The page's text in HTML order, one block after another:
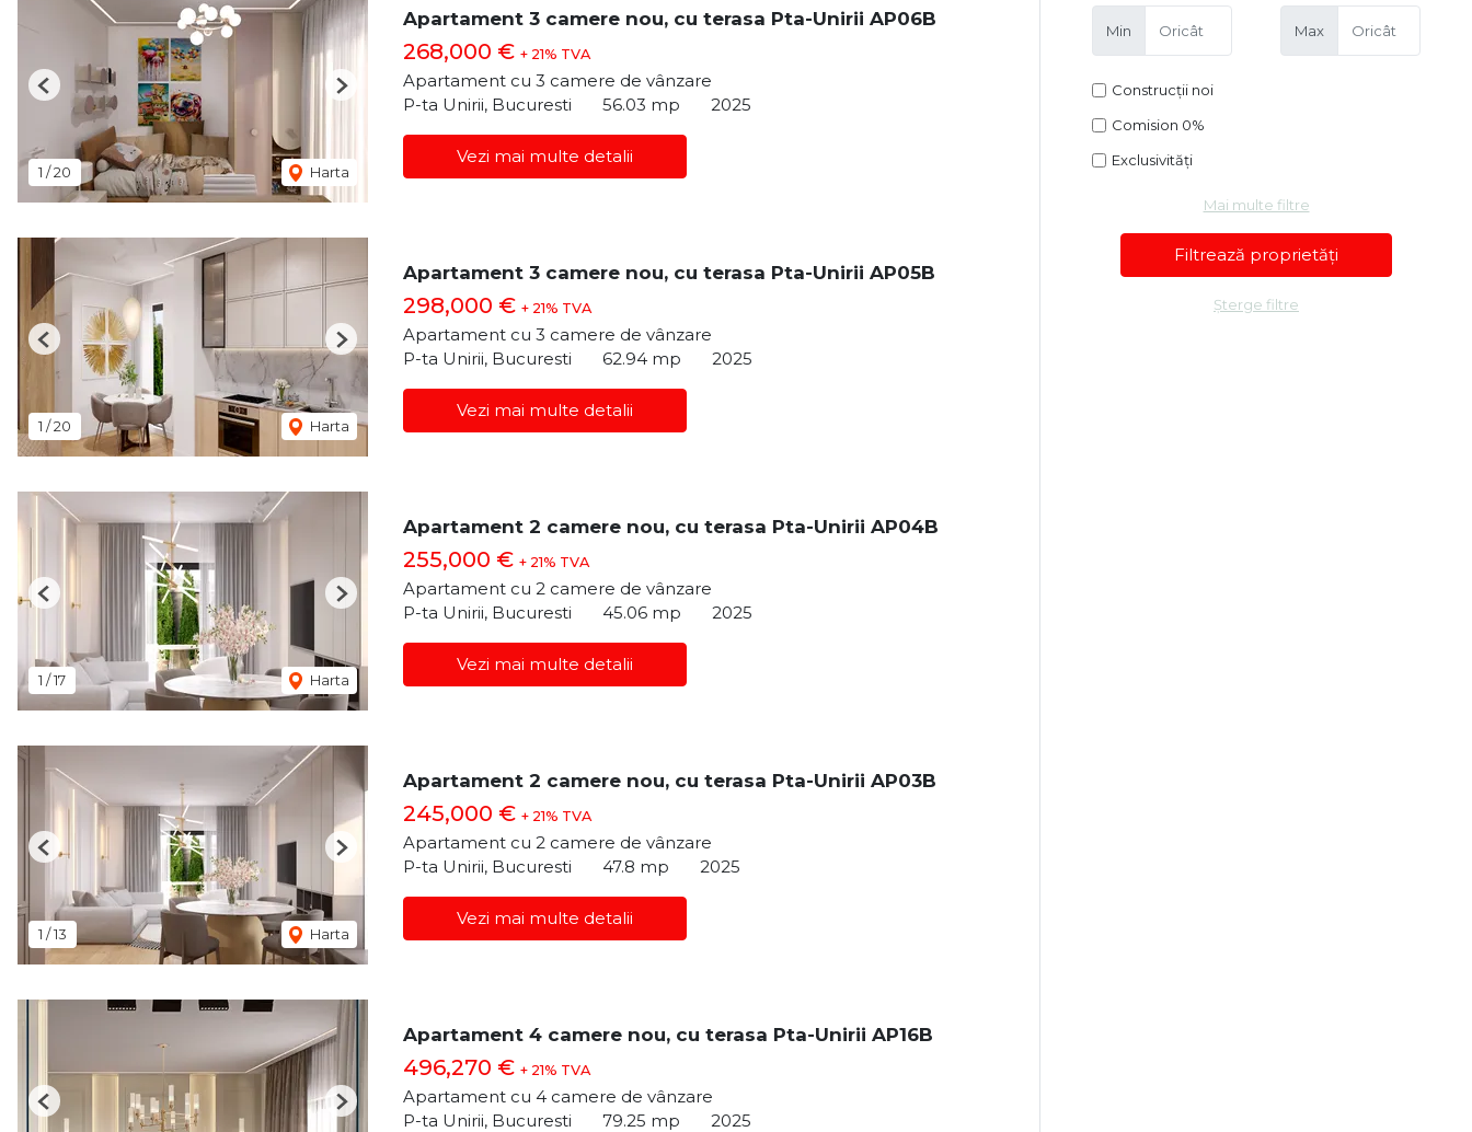
1 /20 Harta
Previous Next
Apartament 3 camere nou, cu terasa Pta-Unirii AP06B
268,000 € + 21% TVA
Apartament cu 3 camere de vânzare
P-ta Unirii, Bucuresti
56.03 mp 2025
Vezi mai multe detalii
1 /20 Harta
Previous Next
Apartament 3 camere nou, cu terasa Pta-Unirii AP05B
298,000 € + 21% TVA
Apartament cu 3 camere de vânzare
P-ta Unirii, Bucuresti
62.94 mp 2025
Vezi mai multe detalii
1 /17 Harta
Previous Next
Apartament 2 camere nou, cu terasa Pta-Unirii AP04B
255,000 € + 21% TVA
Apartament cu 2 camere de vânzare
P-ta Unirii, Bucuresti
45.06 mp 2025
Vezi mai multe detalii
1 /13 Harta
Previous Next
Apartament 2 camere nou, cu terasa Pta-Unirii AP03B
245,000 € + 21% TVA
Apartament cu 2 camere de vânzare
P-ta Unirii, Bucuresti
47.8 mp 2025
Vezi mai multe detalii
Previous Next
Apartament 4 camere nou, cu terasa Pta-Unirii AP16B
496,270 € + 21% TVA
Apartament cu 4 camere de vânzare
P-ta Unirii, Bucuresti
79.25 mp 2025
Min Max
Construcții noi
Comision 0%
Exclusivități
Mai multe filtre
Șterge filtre